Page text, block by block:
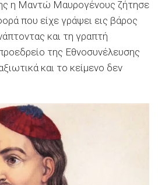
η Μαντώ Μαυρογένους ζήτησε
που είχε γράψει εις βάρος
και τη γραπτή
της Εθνοσυνέλευσης
και το κείμενο δεν